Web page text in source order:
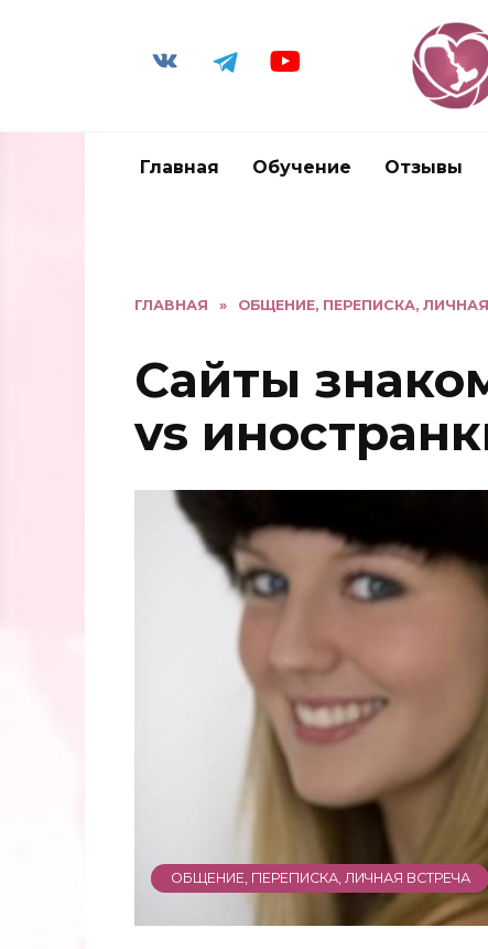
Главная Обучение Отзывы
ГЛАВНАЯ » ОБЩЕНИЕ, ПЕРЕПИСКА,
Сайты
vs
ОБЩЕНИЕ, ПЕРЕПИСКА, ЛИЧНАЯ ВСТРЕЧА